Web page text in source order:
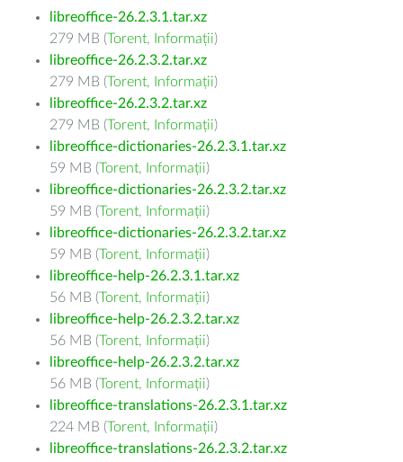
libreoffice-26.2.3.1.tar.xz
279 MB (Torent, Informații)
libreoffice-26.2.3.2.tar.xz
279 MB (Torent, Informații)
libreoffice-26.2.3.2.tar.xz
279 MB (Torent, Informații)
libreoffice-dictionaries-26.2.3.1.tar.xz
59 MB (Torent, Informații)
libreoffice-dictionaries-26.2.3.2.tar.xz
59 MB (Torent, Informații)
libreoffice-dictionaries-26.2.3.2.tar.xz
59 MB (Torent, Informații)
libreoffice-help-26.2.3.1.tar.xz
56 MB (Torent, Informații)
libreoffice-help-26.2.3.2.tar.xz
56 MB (Torent, Informații)
libreoffice-help-26.2.3.2.tar.xz
56 MB (Torent, Informații)
libreoffice-translations-26.2.3.1.tar.xz
224 MB (Torent, Informații)
libreoffice-translations-26.2.3.2.tar.xz